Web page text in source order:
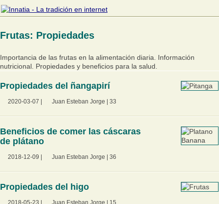
Frutas: Propiedades
Importancia de las frutas en la alimentación diaria. Información
nutricional. Propiedades y beneficios para la salud.
Propiedades del ñangapirí
2020-03-07 Juan Esteban Jorge 33
Beneficios de comer las cáscaras
de plátano
2018-12-09 Juan Esteban Jorge 36
Propiedades del higo
2018-05-23 Juan Esteban Jorge 15